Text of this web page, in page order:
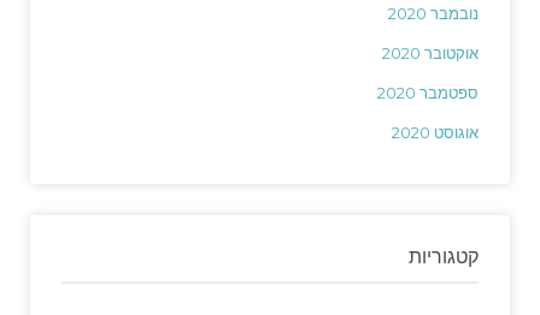
נובמבר 2020
אוקטובר 2020
ספטמבר 2020
אוגוסט 2020
קטגוריות